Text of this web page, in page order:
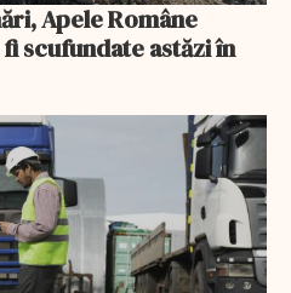
Apele Române
scufundate astăzi în